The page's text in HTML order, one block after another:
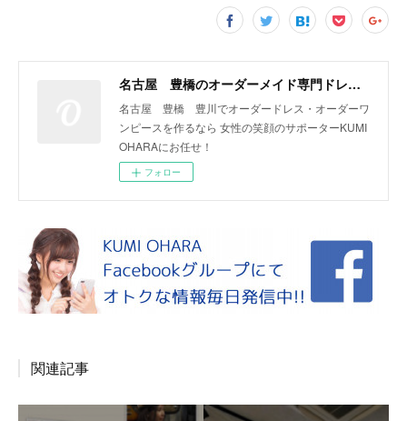
名古屋 豊橋のオーダーメイド専門ドレスデザイナー KUMI OHARA
名古屋 豊橋 豊川でオーダードレス・オーダーワ
ンピースを作るなら 女性の笑顔のサポーターKUMI
OHARAにお任せ！
フォロー
関連記事